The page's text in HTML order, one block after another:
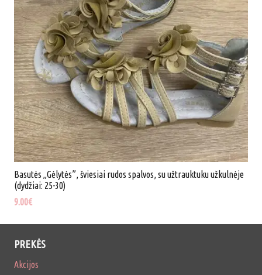
25-
30)
Basutės „Gėlytės”, šviesiai rudos spalvos, su užtrauktuku užkulnėje
(dydžiai: 25-30)
9.00€
PREKĖS
Akcijos